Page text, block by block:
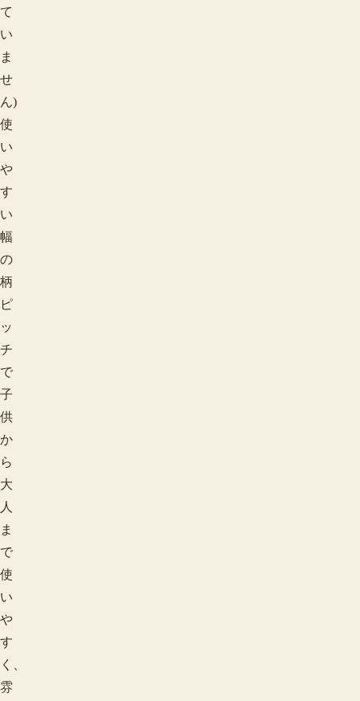
て
い
ま
せ
ん)
使
い
や
す
い
幅
の
柄
ピ
ッ
チ
で
子
供
か
ら
大
人
ま
で
使
い
や
す
く、
雰